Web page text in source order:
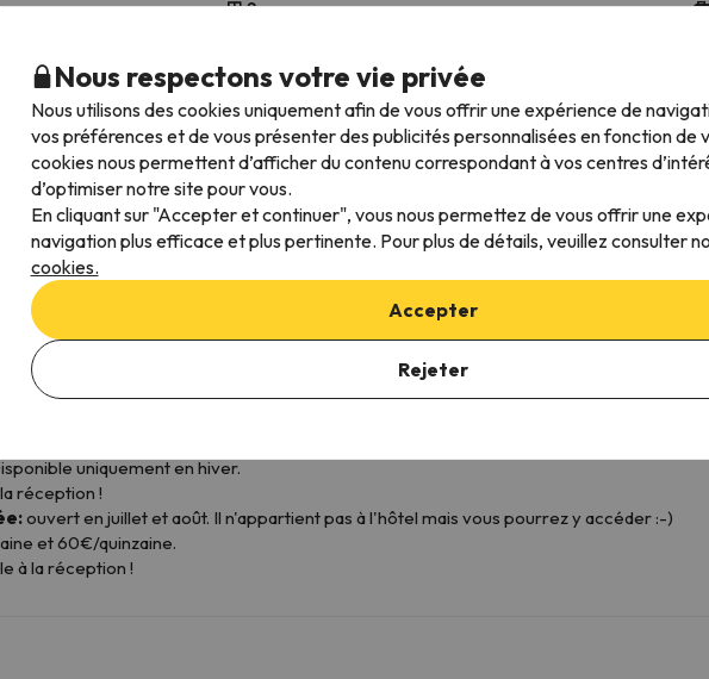
chambres
Douche ou baignoire
16h00 à 23h30.
Disponible uniquement en hiver.
uniquement en hiver.
réception !
ouvert en juillet et août. Il n'appartient pas à l'hôtel mais vous pourrez y accéder :-)
et 60€/quinzaine.
à la réception !
Nous respectons votre vie privée
Nous utilisons des cookies uniquement afin de vous offrir une expérience de
vos préférences et de vous présenter des publicités personnalisées en fonction de
cookies nous permettent d’afficher du contenu correspondant à vos centres
d’optimiser notre site pour vous.
En cliquant sur "Accepter et continuer", vous nous permettez de vous offrir une
navigation plus efficace et plus pertinente. Pour plus de détails, veuillez consulter
cookies.
Accepter
Rejeter